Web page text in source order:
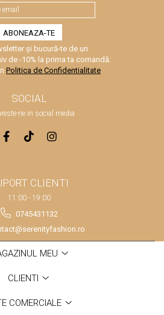
și bucură-te de un
de -10% la prima ta comandă.
Politica de Confidentialitate
SOCIAL
ne in social media
CLIENTI
11:00 - 19:00
0745431132
MEU
CLIENTI
COMERCIALE